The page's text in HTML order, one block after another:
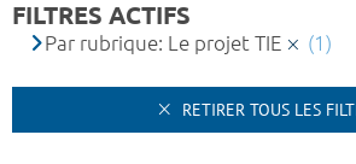
FILTRES ACTIFS
Par rubrique: Le projet TIE (1)
RETIRER TOUS LES